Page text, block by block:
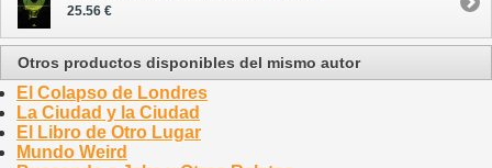
25.56 €
Otros productos disponibles del mismo autor
El Colapso de Londres
La Ciudad y la Ciudad
El Libro de Otro Lugar
Mundo Weird